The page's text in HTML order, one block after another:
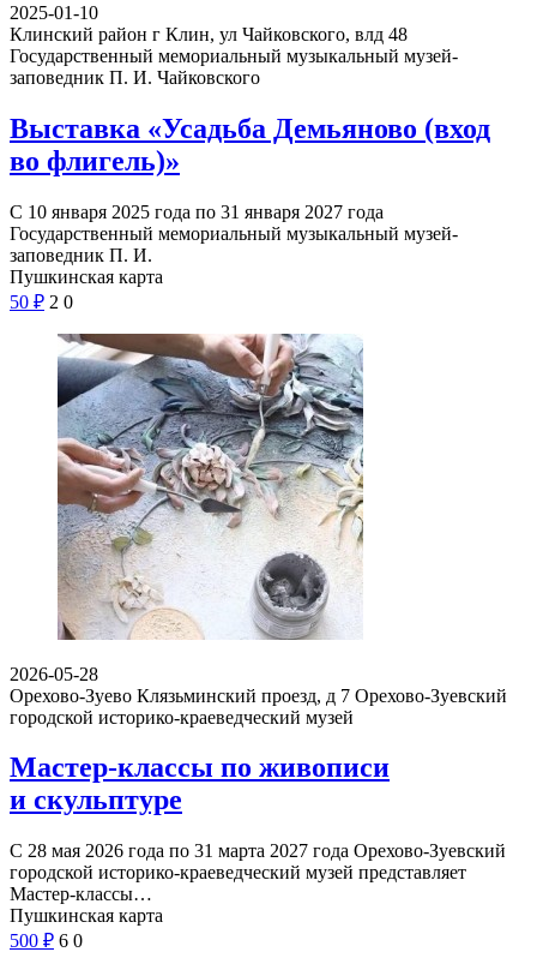
2025-01-10
Клинский район г Клин, ул Чайковского, влд 48
Государственный мемориальный музыкальный музей-
заповедник П. И. Чайковского
Выставка «Усадьба Демьяново (вход
во флигель)»
С 10 января 2025 года по 31 января 2027 года
Государственный мемориальный музыкальный музей-
заповедник П. И.
Пушкинская карта
50 ₽ 2 0
2026-05-28
Орехово-Зуево Клязьминский проезд, д 7 Орехово-Зуевский
городской историко-краеведческий музей
Мастер-классы по живописи
и скульптуре
С 28 мая 2026 года по 31 марта 2027 года Орехово-Зуевский
городской историко-краеведческий музей представляет
Мастер-классы…
Пушкинская карта
500 ₽ 6 0